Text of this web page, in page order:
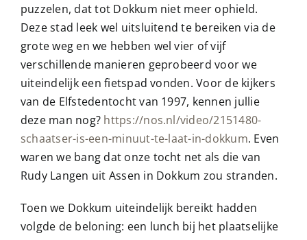
puzzelen, dat tot Dokkum niet meer ophield.
Deze stad leek wel uitsluitend te bereiken via de
grote weg en we hebben wel vier of vijf
verschillende manieren geprobeerd voor we
uiteindelijk een fietspad vonden. Voor de kijkers
van de Elfstedentocht van 1997, kennen jullie
deze man nog? https://nos.nl/video/2151480-
schaatser-is-een-minuut-te-laat-in-dokkum. Even
waren we bang dat onze tocht net als die van
Rudy Langen uit Assen in Dokkum zou stranden.
Toen we Dokkum uiteindelijk bereikt hadden
volgde de beloning: een lunch bij het plaatselijke